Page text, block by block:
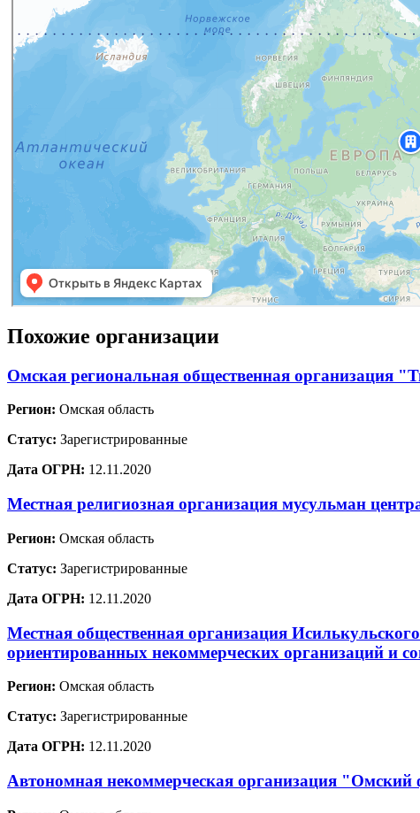
Похожие организации
Омская региональная общественная организация
Регион: Омская область
Статус: Зарегистрированные
Дата ОГРН: 12.11.2020
Местная религиозная организация мусульман
Регион: Омская область
Статус: Зарегистрированные
Дата ОГРН: 12.11.2020
Местная общественная организация
ориентированных некоммерческих организаций и
Регион: Омская область
Статус: Зарегистрированные
Дата ОГРН: 12.11.2020
Автономная некоммерческая организация